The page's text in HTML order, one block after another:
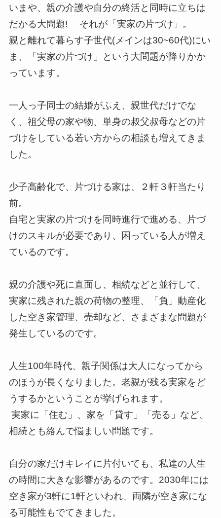
いまや、親の介護や自分の終活と同時に立ちは
だかる大問題! それが「実家の片づけ」。
親と離れて暮らす子世代(メインは30~60代)にい
ま、「実家の片づけ」という大問題が降りかか
っています。
一人っ子同士の結婚がふえ、親世代だけでな
く、祖父母の家や物、単身の叔父叔母などの片
づけをしている若い方からの相談も増えてきま
した。
少子高齢化で、片づける家は、２軒３軒当たり
前。
自宅と実家の片づけを同時進行で進める、片づ
けのスキルが必要であり、困っている人が増え
ているのです。
親の介護や死に直面し、相続などと並行して、
実家に残された親の荷物の整理、「負」動産化
した空き家管理、売却など、さまざまな問題が
発生しているのです。
人生100年時代、親子関係は大人になってから
のほうが長くなりました。老親が残る実家をど
うするかということが挙げられます。
実家に「住む」、家を「貸す」「売る」など、
相続とも絡んで悩ましい問題です。
自分の家だけキレイに片付いても、私達の人生
の時間に大きな影響があるのです。2030年には
空き家が3軒に1軒といわれ、両隣が空き家にな
る可能性もでてきました。